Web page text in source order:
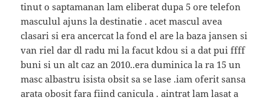
tinut o saptamanan lam eliberat dupa 5 ore telefon
masculul ajuns la destinatie . acet mascul avea
clasari si era ancercat la fond el are la baza jansen si
van riel dar dl radu mi la facut kdou si a dat pui ffff
buni si un alt caz an 2010..era duminica la ra 15 un
masc albastru isista obsit sa se lase .iam oferit sansa
arata obosit fara fiind canicula . aintrat lam lasat a